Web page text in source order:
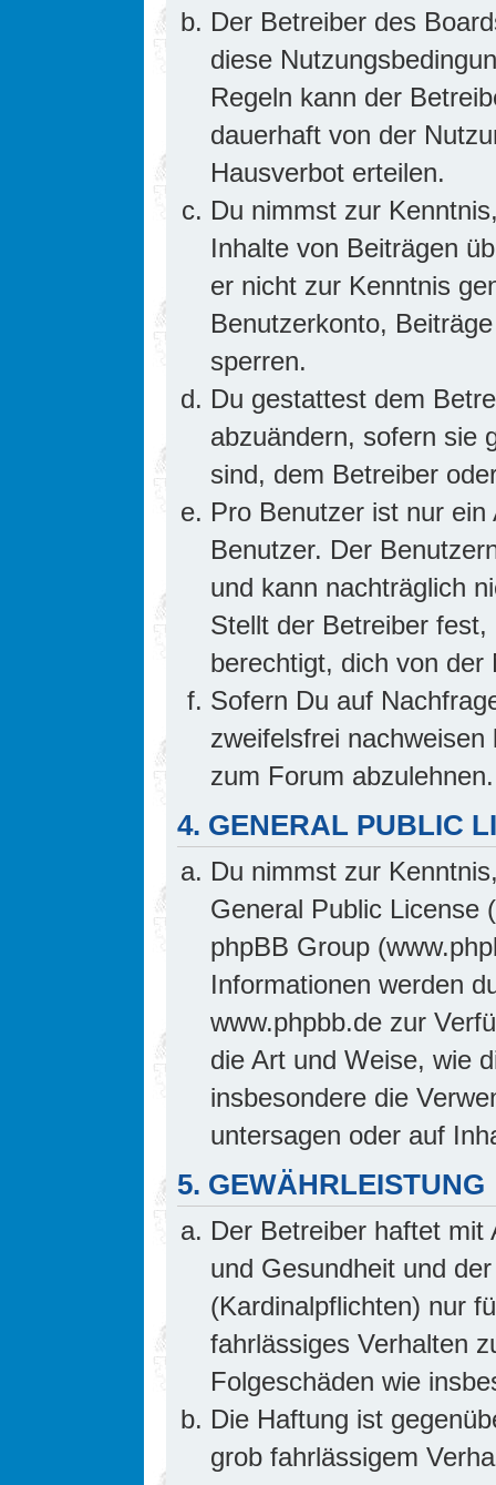
Der Betreiber des
diese
Regeln kann der
dauerhaft von der
Hausverbot erteilen.
Du nimmst zur
Inhalte von Beiträgen
er nicht zur Kenntnis
Benutzerkonto,
sperren.
Du gestattest dem
abzuändern, sofern sie
sind, dem Betreiber
Pro Benutzer ist nur
Benutzer. Der
und kann nachträglich
Stellt der Betreiber
berechtigt, dich von
Sofern Du auf
zweifelsfrei
zum Forum abzulehnen.
4. GENERAL PUBLIC
Du nimmst zur
General Public License
phpBB Group
Informationen werden
www.phpbb.de zur
die Art und Weise, wie
insbesondere die
untersagen oder auf
5. GEWÄHRLEISTUNG
Der Betreiber haftet mit
und Gesundheit und
(Kardinalpflichten) nur
fahrlässiges Verhalten
Folgeschäden wie
Die Haftung ist
grob fahrlässigem